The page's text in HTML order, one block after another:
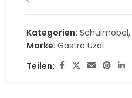
Kategorien: Schulmöbel,
Marke:Gastro Uzal
Teilen: